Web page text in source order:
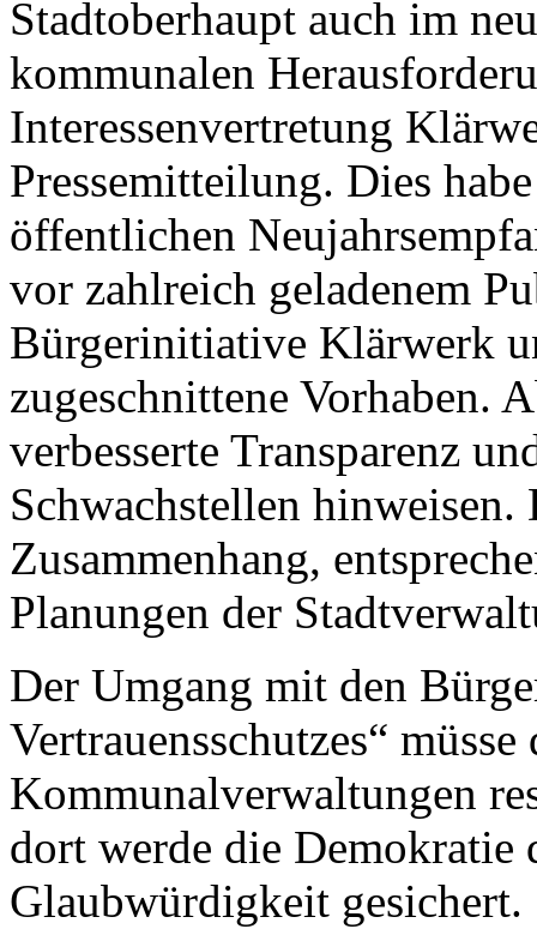
Stadtoberhaupt auch im
kommunalen
Interessenvertretung
Pressemitteilung. Dies
öffentlichen
vor zahlreich geladenem
Bürgerinitiative Klärwerk
zugeschnittene Vorhaben.
verbesserte Transparenz
Schwachstellen
Zusammenhang,
Planungen der
Der Umgang mit den
Vertrauensschutzes“
Kommunalverwaltungen
dort werde die Demokratie
Glaubwürdigkeit gesichert.